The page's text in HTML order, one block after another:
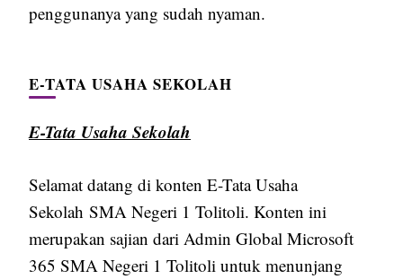
penggunanya yang sudah nyaman.
E-TATA USAHA SEKOLAH
E-Tata Usaha Sekolah
Selamat datang di konten E-Tata Usaha
Sekolah SMA Negeri 1 Tolitoli. Konten ini
merupakan sajian dari Admin Global Microsoft
365 SMA Negeri 1 Tolitoli untuk menunjang